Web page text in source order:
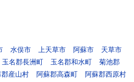
水俣市 上天草市 阿蘇市
天草市
玉名郡長洲町 玉名郡和水町
菊池郡
郡産山村 阿蘇郡高森町
阿蘇郡西原村